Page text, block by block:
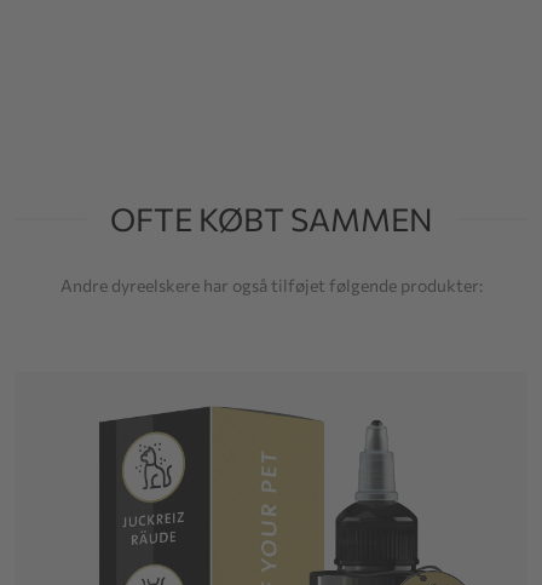
OFTE KØBT SAMMEN
Andre dyreelskere har også tilføjet følgende produkter: